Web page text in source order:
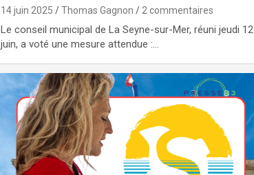
14 juin 2025 Thomas Gagnon 2 commentaires
Le conseil municipal de La Seyne-sur-Mer, réuni jeudi 12
juin, a voté une mesure attendue :…